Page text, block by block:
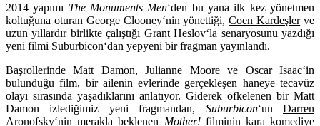
2014 yapımı The Monuments Men‘den bu yana ilk kez yönetmen
koltuğuna oturan George Clooney‘nin yönettiği,Coen Kardeşlerve
uzun yıllardır birlikte çalıştığı Grant Heslov‘la senaryosunu yazdığı
yeni filmi Suburbicon‘dan yepyeni bir fragman yayınlandı.
BaşrollerindeMatt Damon,Julianne Mooreve Oscar Isaac‘in
bulunduğu film, bir ailenin evlerinde gerçekleşen haneye tecavüz
olayı sırasında yaşadıklarını anlatıyor. Giderek öfkelenen bir Matt
Damon izlediğimiz yeni fragmandan, Suburbicon‘unDarren
Aronofsky‘nin merakla beklenen Mother!filminin kara komediye